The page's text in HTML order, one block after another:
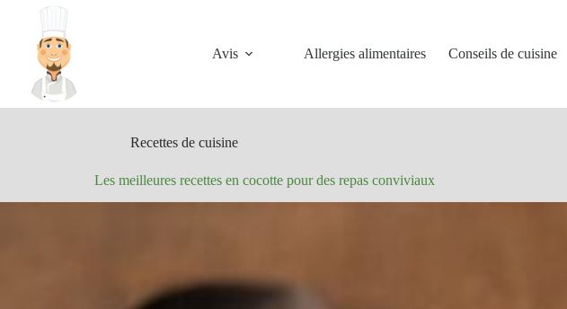
contenu
Avis
Allergies alimentaires Conseils de cuisine
Recettes de cuisine
Les meilleures recettes en cocotte pour des repas conviviaux